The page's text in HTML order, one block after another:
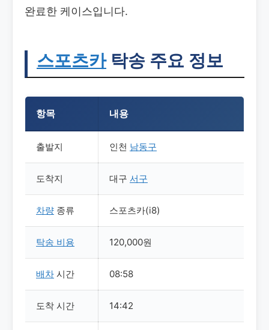
완료한 케이스입니다.
스포츠카탁송 주요 정보
항목 내용
출발지 인천 남동구
도착지 대구 서구
차량 종류 스포츠카(i8)
탁송 비용 120,000원
배차 시간 08:58
도착 시간 14:42